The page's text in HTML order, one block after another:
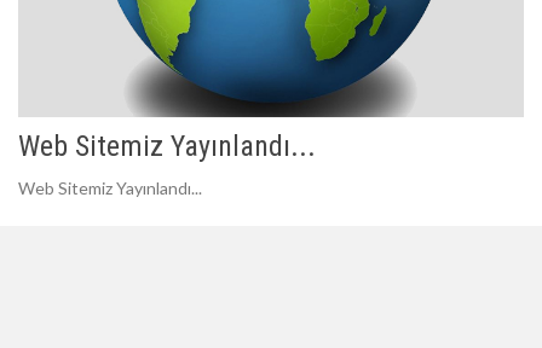
Web Sitemiz Yayınlandı...
Web Sitemiz Yayınlandı...